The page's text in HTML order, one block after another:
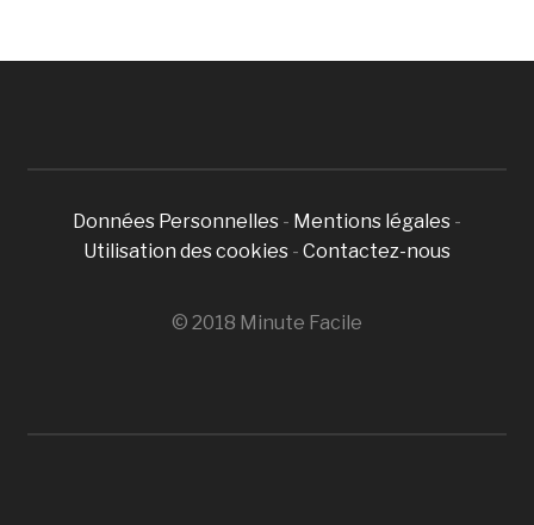
Données Personnelles - Mentions légales -
Utilisation des cookies - Contactez-nous
© 2018 Minute Facile